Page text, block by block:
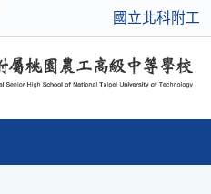
國立北科附工